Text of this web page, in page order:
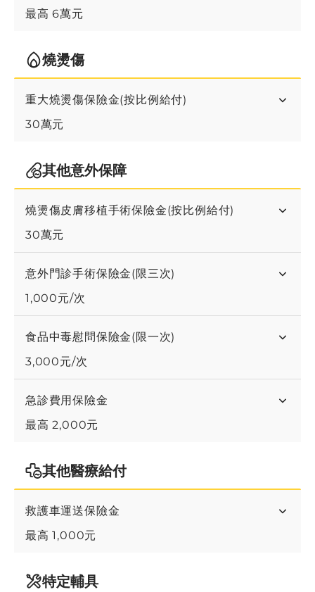
最高 6萬元
燒燙傷
重大燒燙傷保險金(按比例給付)
30萬元
其他意外保障
燒燙傷皮膚移植手術保險金(按比例給付)
30萬元
意外門診手術保險金(限三次)
1,000元/次
食品中毒慰問保險金(限一次)
3,000元/次
急診費用保險金
最高 2,000元
其他醫療給付
救護車運送保險金
最高 1,000元
特定輔具